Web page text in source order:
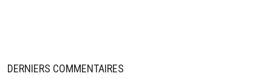
DERNIERS COMMENTAIRES